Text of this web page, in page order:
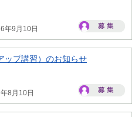
年9月10日
ップ講習）のお知らせ
8月10日